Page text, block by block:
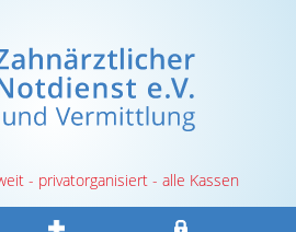
- privatorganisiert - alle Kassen